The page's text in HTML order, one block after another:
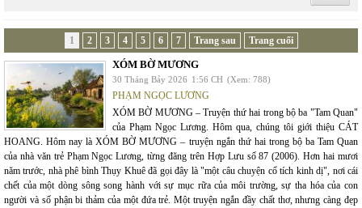
1 2 3 4 5 6 7 Trang sau Trang cuối
XÓM BỜ MƯƠNG
30 Tháng Bảy 2026 1:56 CH (Xem: 788)
PHẠM NGỌC LƯƠNG
XÓM BỜ MƯƠNG – Truyện thứ hai trong bộ ba "Tam Quan"
của Phạm Ngọc Lương. Hôm qua, chúng tôi giới thiệu CÁT
HOANG. Hôm nay là XÓM BỜ MƯƠNG – truyện ngắn thứ hai trong bộ ba Tam Quan
của nhà văn trẻ Phạm Ngọc Lương, từng đăng trên Hợp Lưu số 87 (2006). Hơn hai mươi
năm trước, nhà phê bình Thụy Khuê đã gọi đây là "một câu chuyện cổ tích kinh dị", nơi cái
chết của một dòng sông song hành với sự mục rữa của môi trường, sự tha hóa của con
người và số phận bi thảm của một đứa trẻ. Một truyện ngắn đầy chất thơ, nhưng càng đẹp